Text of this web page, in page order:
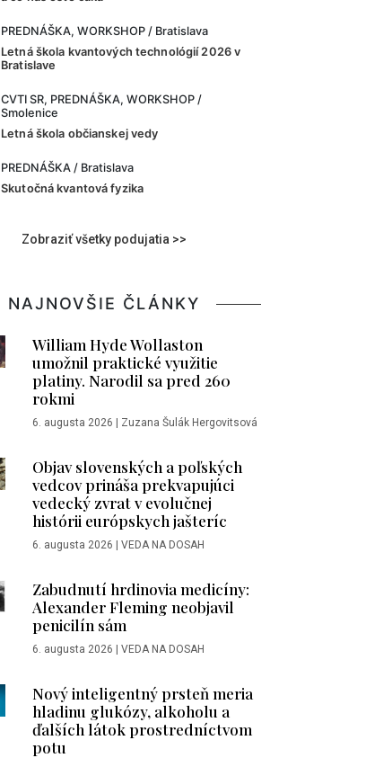
PREDNÁŠKA, WORKSHOP / Bratislava
Letná škola kvantových technológií 2026 v
Bratislave
CVTI SR, PREDNÁŠKA, WORKSHOP /
Smolenice
Letná škola občianskej vedy
PREDNÁŠKA / Bratislava
Skutočná kvantová fyzika
Zobraziť všetky podujatia >>
NAJNOVŠIE ČLÁNKY
William Hyde Wollaston
umožnil praktické využitie
platiny. Narodil sa pred 260
rokmi
6. augusta 2026 | Zuzana Šulák Hergovitsová
Objav slovenských a poľských
vedcov prináša prekvapujúci
vedecký zvrat v evolučnej
histórii európskych jašteríc
6. augusta 2026 | VEDA NA DOSAH
Zabudnutí hrdinovia medicíny:
Alexander Fleming neobjavil
penicilín sám
6. augusta 2026 | VEDA NA DOSAH
Nový inteligentný prsteň meria
hladinu glukózy, alkoholu a
ďalších látok prostredníctvom
potu